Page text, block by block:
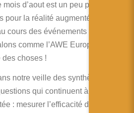
Deutsch
本語
d’aout est un peu plus
pour la réalité augmentée, les
cours des événements
comme l’AWE Europe. Mais il
des choses !
notre veille des synthèses
qui continuent à se poser
: mesurer l’efficacité dans le